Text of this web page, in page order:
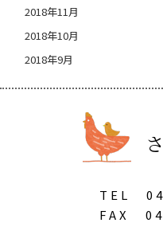
2018年11月
2018年10月
2018年9月
TEL
FAX